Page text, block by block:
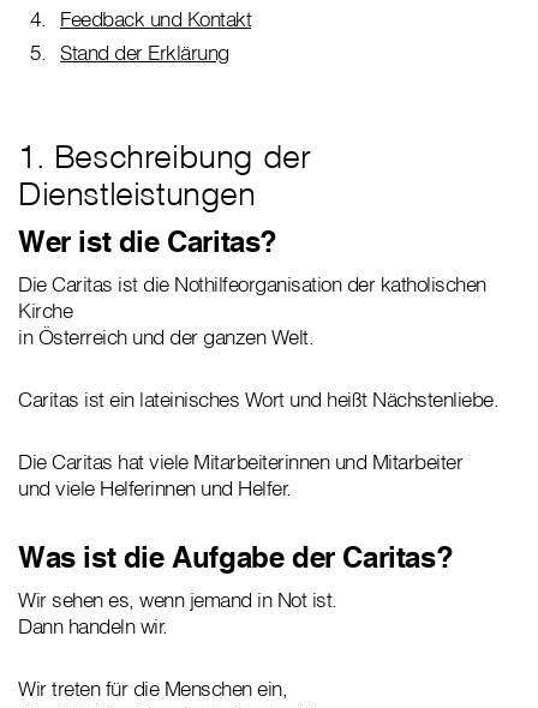
Feedback und Kontakt
Stand der Erklärung
1. Beschreibung der
Dienstleistungen
Wer ist die Caritas?
Die Caritas ist die Nothilfeorganisation der katholischen
Kirche
in Österreich und der ganzen Welt.
Caritas ist ein lateinisches Wort und heißt Nächstenliebe.
Die Caritas hat viele Mitarbeiterinnen und Mitarbeiter
und viele Helferinnen und Helfer.
Was ist die Aufgabe der Caritas?
Wir sehen es, wenn jemand in Not ist.
Dann handeln wir.
Wir treten für die Menschen ein,